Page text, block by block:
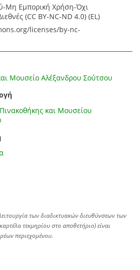
Μη Εμπορική Χρήση-Όχι
(CC BY-NC-ND 4.0) (EL)
licenses/by-nc-
Μουσείο Αλέξανδρου Σούτσου
και Μουσείου
των διαδικτυακών διευθύνσεων των
τεκμηρίου στο αποθετήριο) είναι
περιεχομένου.